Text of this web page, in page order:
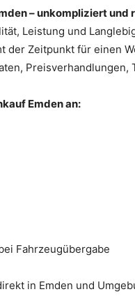
– unkompliziert und
Leistung und
der Zeitpunkt für einen
Emden an:
Fahrzeugübergabe
in Emden und